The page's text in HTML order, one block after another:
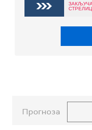
Прогноза